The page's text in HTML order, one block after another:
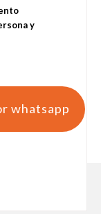
y
whatsapp